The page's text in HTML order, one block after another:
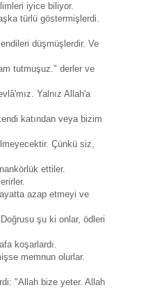
iyice biliyor.
türlü göstermişlerdi.
düşmüşlerdir. Ve
tutmuşuz." derler ve
Yalnız Allah'a
katından veya bizim
Çünkü siz,
ettiler.
azap etmeyi ve
şu ki onlar, ödleri
koşarlardı.
memnun olurlar.
"Allah bize yeter. Allah